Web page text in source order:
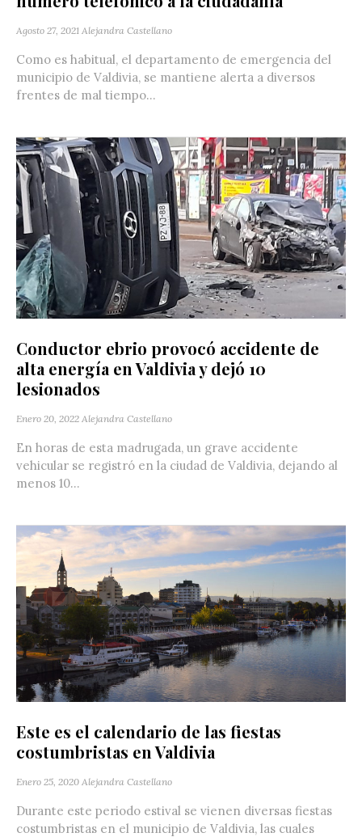
Agosto 27, 2021 Alejandra Castellano
Como es habitual, el departamento de emergencia del
municipio de Valdivia, se mantiene alerta a diversos
frentes de mal tiempo...
Conductor ebrio provocó accidente de
alta energía en Valdivia y dejó 10
lesionados
Enero 20, 2022 Alejandra Castellano
En horas de esta madrugada, un grave accidente
vehicular se registró en la ciudad de Valdivia, dejando al
menos 10...
Este es el calendario de las fiestas
costumbristas en Valdivia
Enero 25, 2020 Alejandra Castellano
Durante este periodo estival se vienen diversas fiestas
costumbristas en el municipio de Valdivia, las cuales